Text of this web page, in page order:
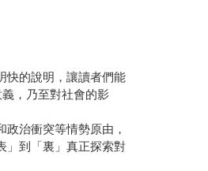
快的說明，讓讀者們能
，乃至對社會的影
治衝突等情勢原由，
」到「裏」真正探索對